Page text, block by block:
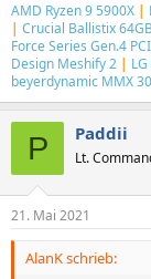
AMD Ryzen 9 5900X |
| Crucial Ballistix
Force Series Gen.4
Design Meshify 2 |
beyerdynamic MMX
P Paddii
Lt.
21. Mai 2021
AlanK schrieb: